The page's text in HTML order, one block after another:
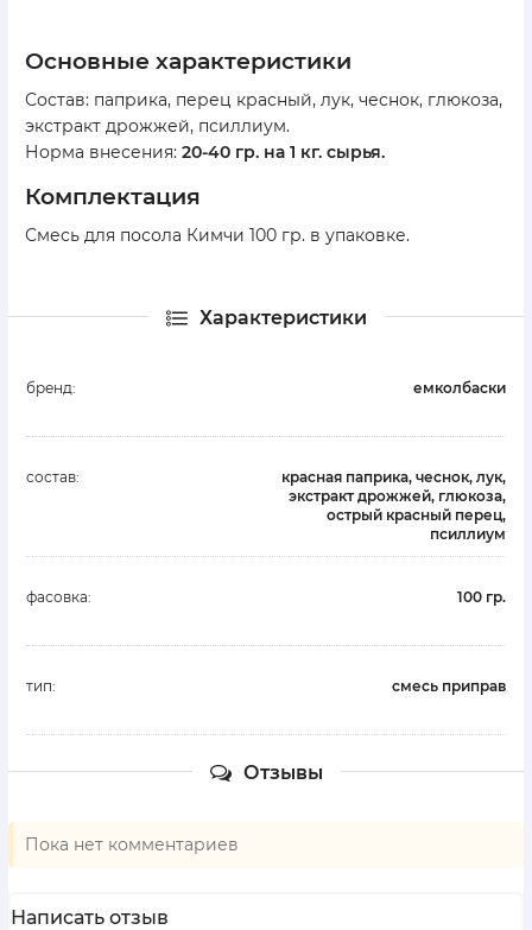
основные характеристики
Состав: паприка, перец красный, лук, чеснок, глюкоза,
экстракт дрожжей, псиллиум.
Норма внесения: 20-40 гр. на 1 кг. сырья.
комплектация
Смесь для посола Кимчи 100 гр. в упаковке.
Характеристики
бренд: емколбаски
состав:
красная паприка, чеснок, лук,
экстракт дрожжей, глюкоза,
острый красный перец,
псиллиум
фасовка: 100 гр.
тип: смесь приправ
Отзывы
Пока нет комментариев
Написать отзыв